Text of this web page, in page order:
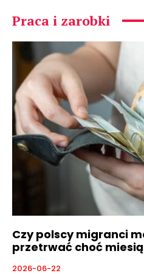
Praca i zarobki
Czy polscy migranci
przetrwać choć
2026-06-22